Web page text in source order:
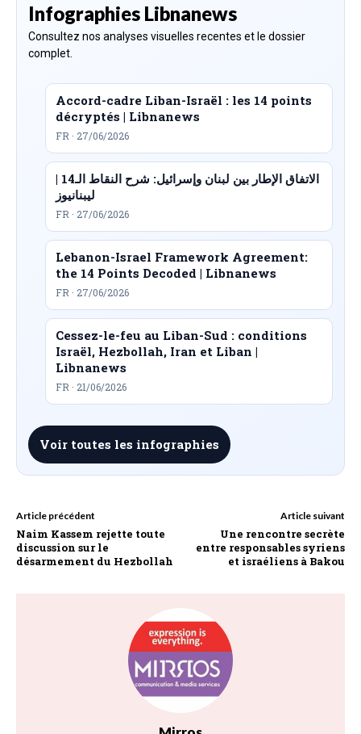
Infographies Libnanews
Consultez nos analyses visuelles recentes et le dossier
complet.
Accord-cadre Liban-Israël : les 14 points
décryptés | Libnanews
FR · 27/06/2026
الاتفاق الإطار بين لبنان وإسرائيل: شرح النقاط الـ14 |
ليبنانيوز
FR · 27/06/2026
Lebanon-Israel Framework Agreement:
the 14 Points Decoded | Libnanews
FR · 27/06/2026
Cessez-le-feu au Liban-Sud : conditions
Israël, Hezbollah, Iran et Liban |
Libnanews
FR · 21/06/2026
Voir toutes les infographies
Article précédent
Naim Kassem rejette toute
discussion sur le
désarmement du Hezbollah
Article suivant
Une rencontre secrète
entre responsables syriens
et israéliens à Bakou